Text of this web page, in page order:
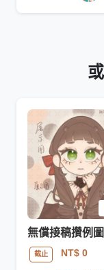
無償接稿攢例
截止 NT$ 0